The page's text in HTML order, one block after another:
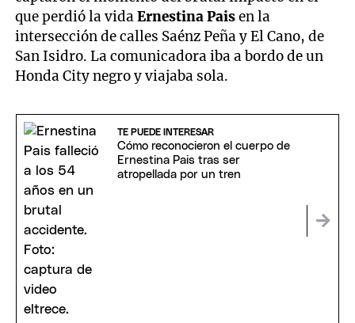
que perdió la vidaErnestina Paisen la
intersección de calles Saénz Peña y El Cano, de
San Isidro. La comunicadora iba a bordo de un
Honda City negro y viajaba sola.
TE PUEDE INTERESAR
Cómo reconocieron el cuerpo de
Ernestina Pais tras ser
atropellada por un tren